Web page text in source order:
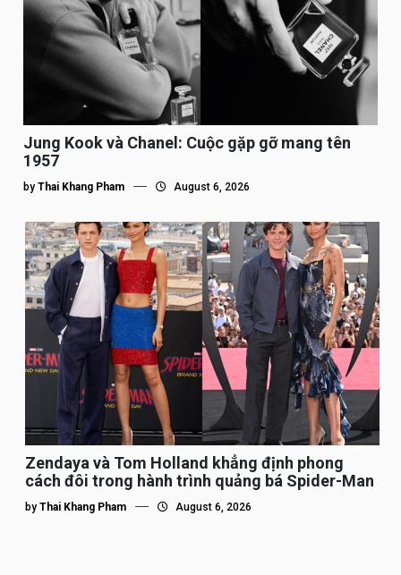
Jung Kook và Chanel: Cuộc gặp gỡ mang tên
1957
by Thai Khang Pham August 6, 2026
Zendaya và Tom Holland khẳng định phong
cách đôi trong hành trình quảng bá Spider-Man
by Thai Khang Pham August 6, 2026